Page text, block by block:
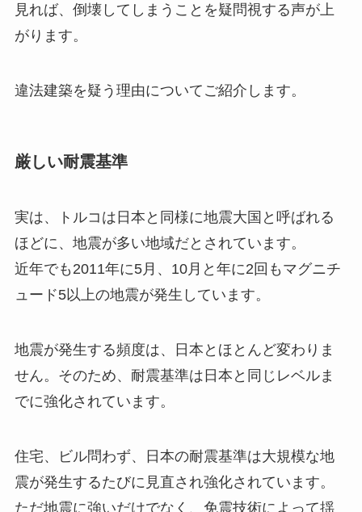
見れば、倒壊してしまうことを疑問視する声が上
がります。
違法建築を疑う理由についてご紹介します。
厳しい耐震基準
実は、トルコは日本と同様に地震大国と呼ばれる
ほどに、地震が多い地域だとされています。
近年でも2011年に5月、10月と年に2回もマグニチ
ュード5以上の地震が発生しています。
地震が発生する頻度は、日本とほとんど変わりま
せん。そのため、耐震基準は日本と同じレベルま
でに強化されています。
住宅、ビル問わず、日本の耐震基準は大規模な地
震が発生するたびに見直され強化されています。
ただ地震に強いだけでなく、免震技術によって揺